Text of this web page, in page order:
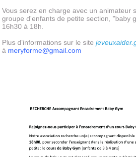
Vous serez en charge avec un animateur
groupe d'enfants de petite section, "baby
16h30 à 18h.
Plus d'informations sur le site
à meryforme@gmail.com